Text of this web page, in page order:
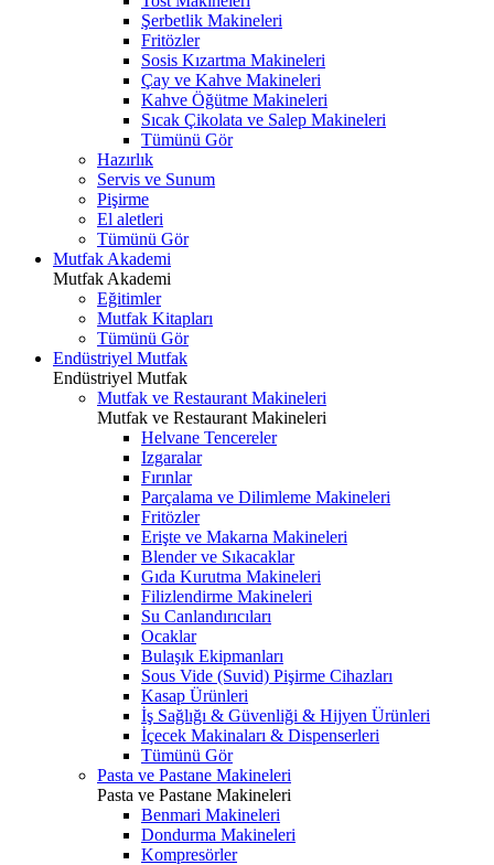
Şerbetlik Makineleri
Fritözler
Sosis Kızartma Makineleri
Çay ve Kahve Makineleri
Kahve Öğütme Makineleri
Sıcak Çikolata ve Salep Makineleri
Tümünü Gör
Hazırlık
Servis ve Sunum
Pişirme
El aletleri
Tümünü Gör
Mutfak Akademi
Mutfak Akademi
Eğitimler
Mutfak Kitapları
Tümünü Gör
Endüstriyel Mutfak
Endüstriyel Mutfak
Mutfak ve Restaurant Makineleri
Mutfak ve Restaurant Makineleri
Helvane Tencereler
Izgaralar
Fırınlar
Parçalama ve Dilimleme Makineleri
Fritözler
Erişte ve Makarna Makineleri
Blender ve Sıkacaklar
Gıda Kurutma Makineleri
Filizlendirme Makineleri
Su Canlandırıcıları
Ocaklar
Bulaşık Ekipmanları
Sous Vide (Suvid) Pişirme Cihazları
Kasap Ürünleri
İş Sağlığı & Güvenliği & Hijyen Ürünleri
İçecek Makinaları & Dispenserleri
Tümünü Gör
Pasta ve Pastane Makineleri
Pasta ve Pastane Makineleri
Benmari Makineleri
Dondurma Makineleri
Kompresörler